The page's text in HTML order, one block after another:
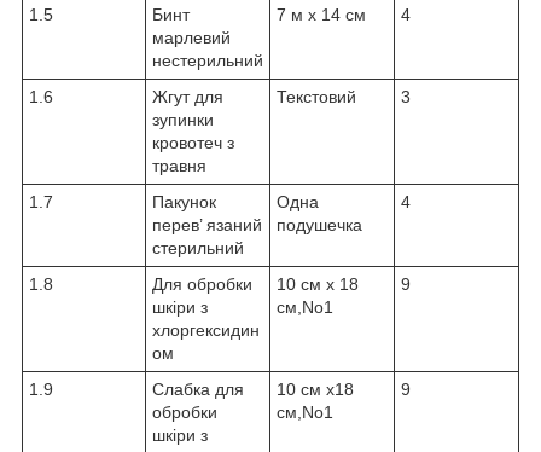
1.5
Бинт
марлевий
нестерильний
7 м х 14 см 4
1.6
Жгут для
зупинки
кровотеч з
травня
Текстовий 3
1.7
Пакунок
перев’ язаний
стерильний
Одна
подушечка
4
1.8
Для обробки
шкіри з
хлоргексидин
ом
10 см х 18
см,No1
9
1.9
Слабка для
обробки
шкіри з
10 см х18
см,No1
9